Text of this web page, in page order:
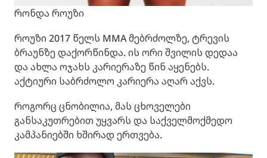
რონდა როუზი
როუზი 2017 წელს MMA მებრძოლზე, ტრევის
ბრაუნზე დაქორწინდა. ის ორი შვილის დედაა
და ახლა ოჯახს კარიერაზე წინ აყენებს.
აქტიური საბრძოლო კარიერა აღარ აქვს.
როგორც ცნობილია, მას ცხოველები
განსაკუთრებით უყვარს და საქველმოქმედო
კამპანიებში ხშირად ერთვება.